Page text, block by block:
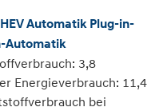
Automatik Plug-in-
Automatik
3,8
Energieverbrauch: 11,4
bei